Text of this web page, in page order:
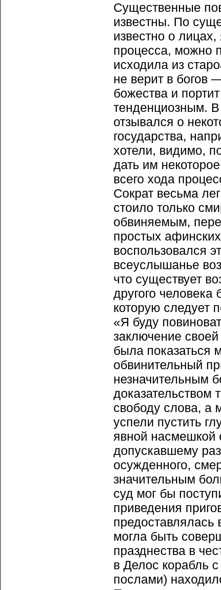
Существенные
известны. По
известно о
процесса, можно
исходила из
не верит в богов
божества и
тенденциозным.
отзывался о
государства,
хотели, видимо,
дать им
всего хода
Сократ весьма
стоило только
обвиняемым,
простых
воспользовался
всеуслышанье
что существует
другого
которую следует
«Я буду
заключение
была показаться
обвинительный
незначительным
доказательством
свободу слова, а
успели пустить
явной насмешкой
допускавшему
осужденного,
значительным
суд мог бы
приведения
предоставлялась
могла быть
празднества в
в Делос корабль
послами)